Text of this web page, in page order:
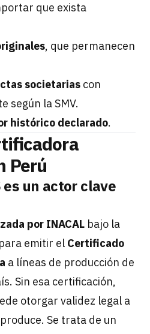
que exista
, que permanecen
societarias con
según la SMV.
histórico declarado.
Perú
es un actor clave
por INACAL bajo la
emitir el Certificado
a líneas de producción de
Sin esa certificación,
otorgar validez legal a
Se trata de un